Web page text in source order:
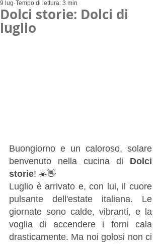
Dolci storie: Dolci di
luglio
9 lug Tempo di lettura: 3 min
Buongiorno e un caloroso, solare
benvenuto nella cucina di Dolci
storie! ☀️👋
Luglio è arrivato e, con lui, il cuore
pulsante dell'estate italiana. Le
giornate sono calde, vibranti, e la
voglia di accendere i forni cala
drasticamente. Ma noi golosi non ci